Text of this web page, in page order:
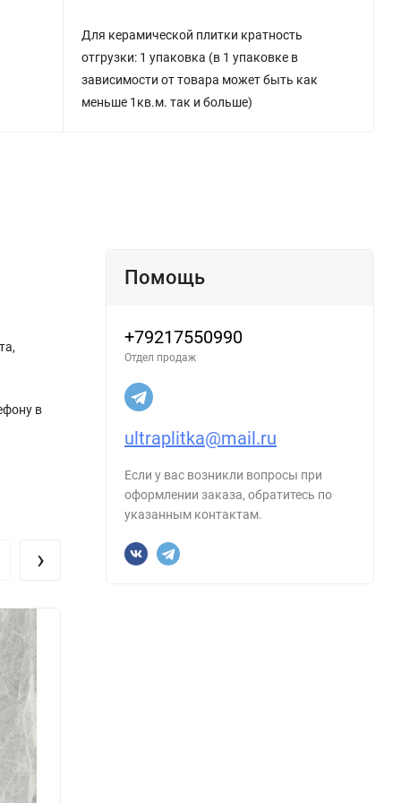
Для керамической плитки кратность
отгрузки: 1 упаковка (в 1 упаковке в
зависимости от товара может быть как
меньше 1кв.м. так и больше)
в
›
Помощь
+79217550990
Отдел продаж
ultraplitka@mail.ru
Если у вас возникли вопросы при
оформлении заказа, обратитесь по
указанным контактам.